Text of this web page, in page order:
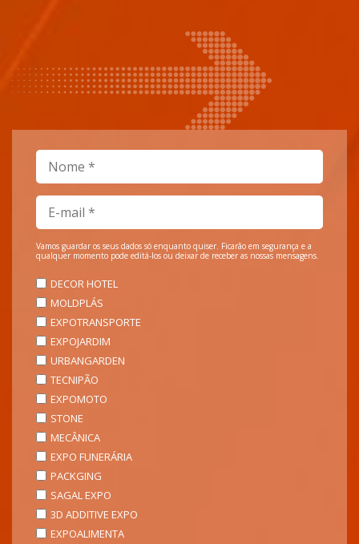
Vamos guardar os seus dados só enquanto quiser. Ficarão em segurança e a
qualquer momento pode editá-los ou deixar de receber as nossas mensagens.
DECOR HOTEL
MOLDPLÁS
EXPOTRANSPORTE
EXPOJARDIM
URBANGARDEN
TECNIPÃO
EXPOMOTO
STONE
MECÂNICA
EXPO FUNERÁRIA
PACKGING
SAGAL EXPO
3D ADDITIVE EXPO
EXPOALIMENTA